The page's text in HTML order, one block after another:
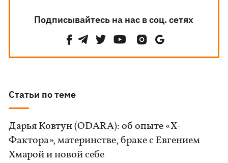
Подписывайтесь на нас в соц. сетях
Статьи по теме
Дарья Ковтун (ODARA): об опыте «Х-
Фактора», материнстве, браке с Евгением
Хмарой и новой себе